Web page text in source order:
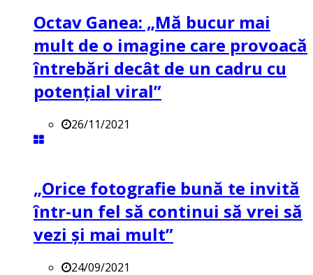
Octav Ganea: „Mă bucur mai
mult de o imagine care provoacă
întrebări decât de un cadru cu
potenţial viral”
26/11/2021
„Orice fotografie bună te invită
într-un fel să continui să vrei să
vezi și mai mult”
24/09/2021